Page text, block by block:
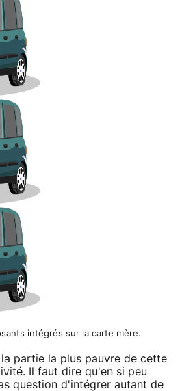
intégrés sur la carte mère.
partie la plus pauvre de cette
Il faut dire qu'en si peu
question d'intégrer autant de